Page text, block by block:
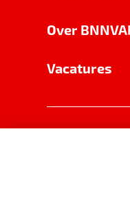
Over
Vacatures